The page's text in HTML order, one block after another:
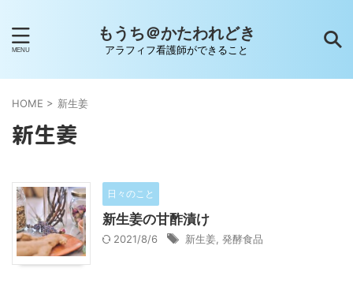
もうち＠かたわれどき
アラフィフ看護師ができること
HOME > 新生姜
新生姜
日々のこと
新生姜の甘酢漬け
2021/8/6 新生姜 発酵食品